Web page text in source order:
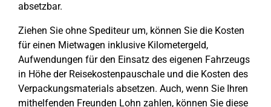
absetzbar.
Ziehen Sie ohne Spediteur um, können Sie die Kosten
für einen Mietwagen inklusive Kilometergeld,
Aufwendungen für den Einsatz des eigenen Fahrzeugs
in Höhe der Reisekostenpauschale und die Kosten des
Verpackungsmaterials absetzen. Auch, wenn Sie Ihren
mithelfenden Freunden Lohn zahlen, können Sie diese